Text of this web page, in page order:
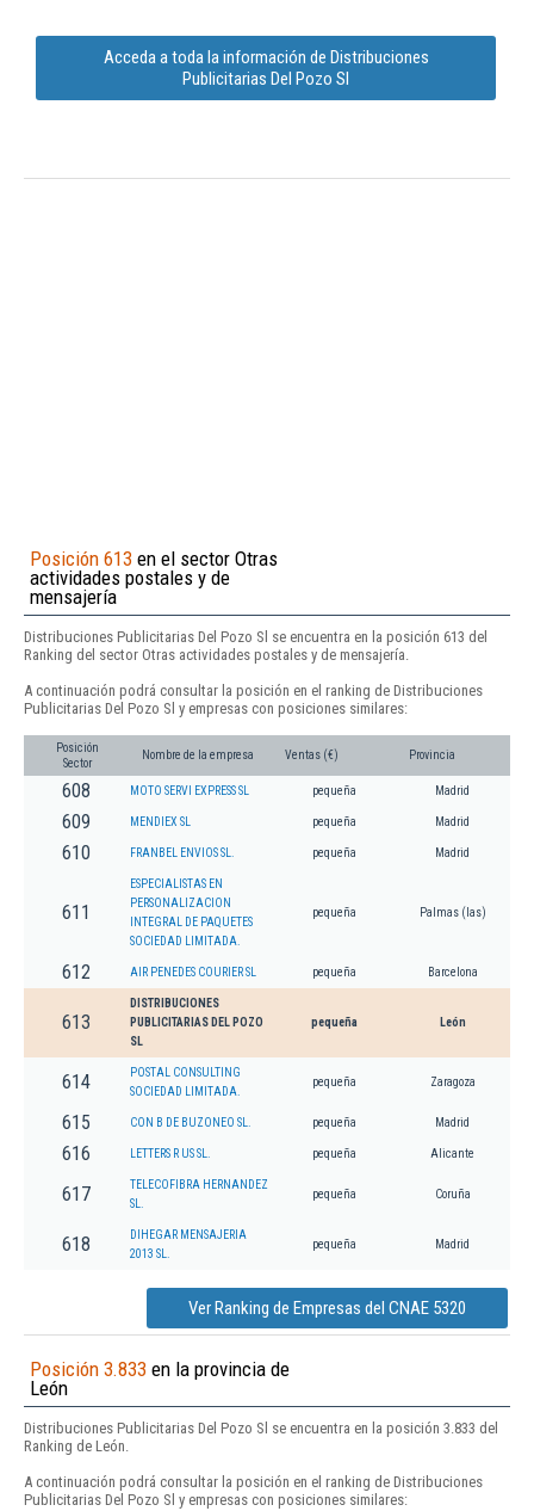
Acceda a toda la información de Distribuciones
Publicitarias Del Pozo Sl
Posición 613 en el sector Otras
actividades postales y de
mensajería
Distribuciones Publicitarias Del Pozo Sl se encuentra en la posición 613 del
Ranking del sector Otras actividades postales y de mensajería.
A continuación podrá consultar la posición en el ranking de Distribuciones
Publicitarias Del Pozo Sl y empresas con posiciones similares:
Posición
Sector
Nombre de la empresa Ventas (€) Provincia
608 MOTO SERVI EXPRESS SL pequeña Madrid
609 MENDIEX SL pequeña Madrid
610 FRANBEL ENVIOS SL. pequeña Madrid
611
ESPECIALISTAS EN
PERSONALIZACION
INTEGRAL DE PAQUETES
SOCIEDAD LIMITADA.
pequeña Palmas (las)
612 AIR PENEDES COURIER SL pequeña Barcelona
613
DISTRIBUCIONES
PUBLICITARIAS DEL POZO
SL
pequeña León
614
POSTAL CONSULTING
SOCIEDAD LIMITADA.
pequeña Zaragoza
615 CON B DE BUZONEO SL. pequeña Madrid
616 LETTERS R US SL. pequeña Alicante
617
TELECOFIBRA HERNANDEZ
SL.
pequeña Coruña
618
DIHEGAR MENSAJERIA
2013 SL.
pequeña Madrid
Ver Ranking de Empresas del CNAE 5320
Posición 3.833 en la provincia de
León
Distribuciones Publicitarias Del Pozo Sl se encuentra en la posición 3.833 del
Ranking de León.
A continuación podrá consultar la posición en el ranking de Distribuciones
Publicitarias Del Pozo Sl y empresas con posiciones similares: